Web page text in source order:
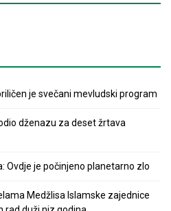
je svečani mevludski program
dženazu za deset žrtava
Ovdje je počinjeno planetarno zlo
Medžlisa Islamske zajednice